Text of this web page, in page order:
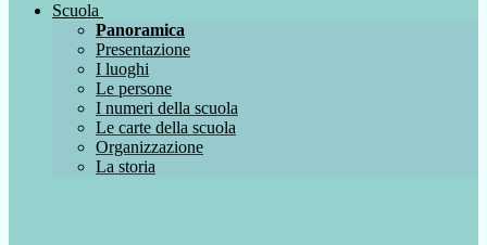
Scuola
Panoramica
Presentazione
I luoghi
Le persone
I numeri della scuola
Le carte della scuola
Organizzazione
La storia